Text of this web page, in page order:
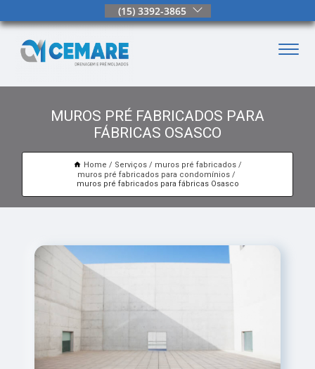
(15) 3392-3865
MUROS PRÉ FABRICADOS PARA
FÁBRICAS OSASCO
Home Serviços
muros pré fabricados
muros pré fabricados para condomínios
muros pré fabricados para fábricas Osasco